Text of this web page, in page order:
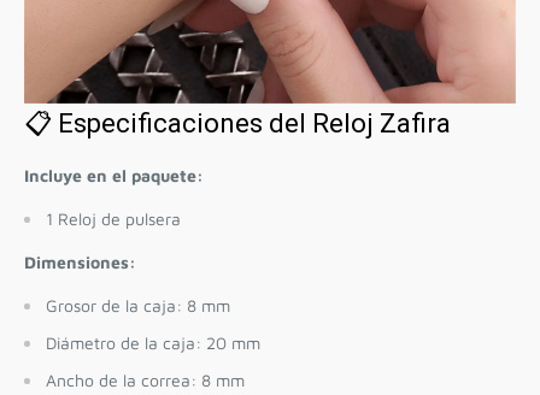
📋 Especificaciones del Reloj Zafira
Incluye en el paquete:
1 Reloj de pulsera
Dimensiones:
Grosor de la caja: 8 mm
Diámetro de la caja: 20 mm
Ancho de la correa: 8 mm